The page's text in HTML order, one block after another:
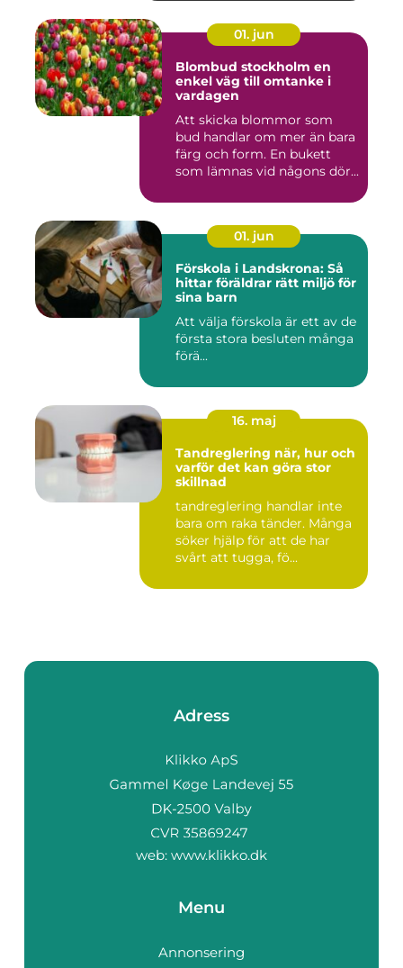
01. jun
Blombud stockholm en
enkel väg till omtanke i
vardagen
Att skicka blommor som
bud handlar om mer än bara
färg och form. En bukett
som lämnas vid någons dör...
01. jun
Förskola i Landskrona: Så
hittar föräldrar rätt miljö för
sina barn
Att välja förskola är ett av de
första stora besluten många
förä...
16. maj
Tandreglering när, hur och
varför det kan göra stor
skillnad
tandreglering handlar inte
bara om raka tänder. Många
söker hjälp för att de har
svårt att tugga, fö...
Adress
web: www.klikko.dk
Menu
Annonsering